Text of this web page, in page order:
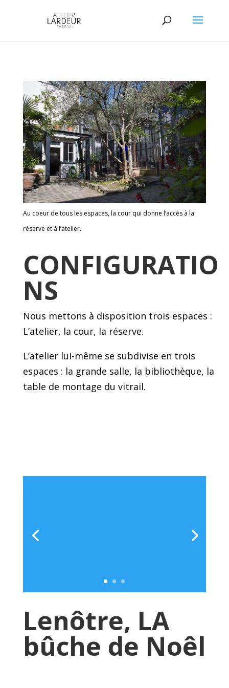
Au coeur de tous les espaces, la cour qui donne l’accès à la
réserve et à l’atelier.
CONFIGURATIO
NS
Nous mettons à disposition trois espaces :
L’atelier, la cour, la réserve.
L’atelier lui-même se subdivise en trois
espaces : la grande salle, la bibliothèque, la
table de montage du vitrail.
Lenôtre, LA
bûche de Noêl